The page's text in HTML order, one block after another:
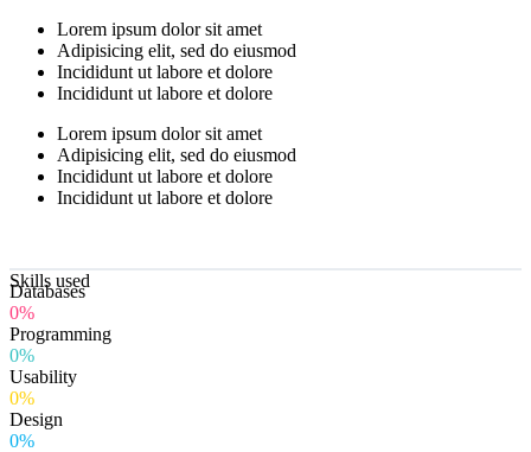
Lorem ipsum dolor sit amet
Adipisicing elit, sed do eiusmod
Incididunt ut labore et dolore
Incididunt ut labore et dolore
Lorem ipsum dolor sit amet
Adipisicing elit, sed do eiusmod
Incididunt ut labore et dolore
Incididunt ut labore et dolore
Skills used
Databases
0%
Programming
0%
Usability
0%
Design
0%